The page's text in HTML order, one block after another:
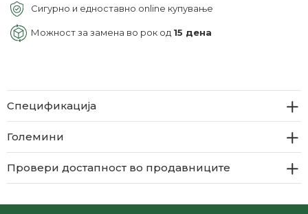
Сигурно и едноставно online купување
Можност за замена во рок од 15 дена
Спецификација
Големини
Провери достапност во продавниците